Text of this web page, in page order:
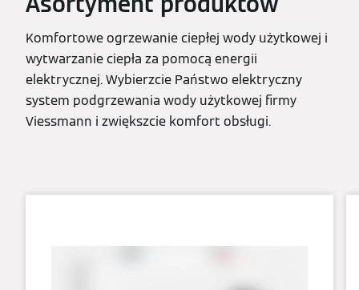
Komfortowe ogrzewanie ciepłej wody użytkowej i
wytwarzanie ciepła za pomocą energii
elektrycznej. Wybierzcie Państwo elektryczny
system podgrzewania wody użytkowej firmy
Viessmann i zwiększcie komfort obsługi.